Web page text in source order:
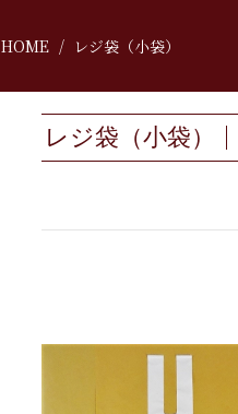
HOME レジ袋（小袋）
レジ袋（小袋）